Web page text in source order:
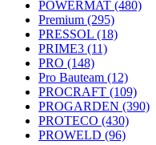
POWERMAT (480)
Premium (295)
PRESSOL (18)
PRIME3 (11)
PRO (148)
Pro Bauteam (12)
PROCRAFT (109)
PROGARDEN (390)
PROTECO (430)
PROWELD (96)